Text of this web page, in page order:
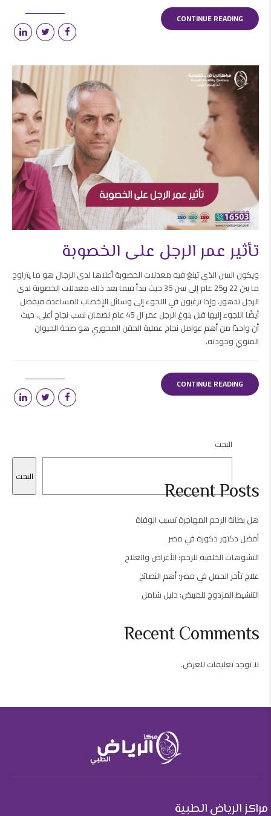
CONTINUE READING
تأثير عمر الرجل على الخصوبة
ويكون السن الذي تبلغ فيه معدلات الخصوبة أعلاها لدى الرجال هو ما يتراوح
ما بين 22 و25 عام إلى سن 35 حيث يبدأ فيما بعد ذلك معدلات الخصوبة لدى
الرجل تدهور. وإذا ترغبون في اللجوء إلى وسائل الإخصاب المساعدة فيفضل
أيضًا اللجوء إليها قبل بلوغ الرجل عمر ال 45 عام لضمان نسب نجاح أعلى. حيث
أن واحدًا من أهم عوامل نجاح عملية الحقن المجهري هو صحة الحيوان
المنوي وجودته.
CONTINUE READING
البحث
البحث
Recent Posts
هل بطانة الرحم المهاجرة تسبب الوفاة
أفضل دكتور ذكورة في مصر
التشوهات الخلقية للرحم: الأعراض والعلاج
علاج تأخر الحمل في مصر: أهم النصائح
التنشيط المزدوج للمبيض: دليل شامل
Recent Comments
لا توجد تعليقات للعرض.
مراكز الرياض الطبية